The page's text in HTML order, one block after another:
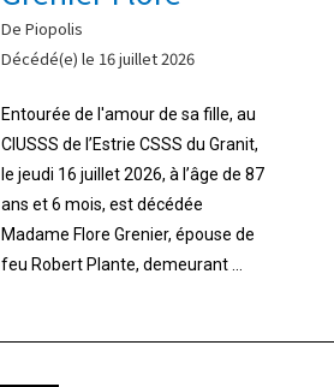
De Piopolis
Décédé(e) le 16 juillet 2026
Entourée de l'amour de sa fille, au
CIUSSS de l’Estrie CSSS du Granit,
le jeudi 16 juillet 2026, à l’âge de 87
ans et 6 mois, est décédée
Madame Flore Grenier, épouse de
feu Robert Plante, demeurant ...